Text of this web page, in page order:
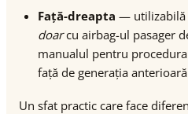
Față-dreapta — utilizabilă
doarcu airbag-ul pasager
manualul pentru
față de generația anterioară
Un sfat practic care face